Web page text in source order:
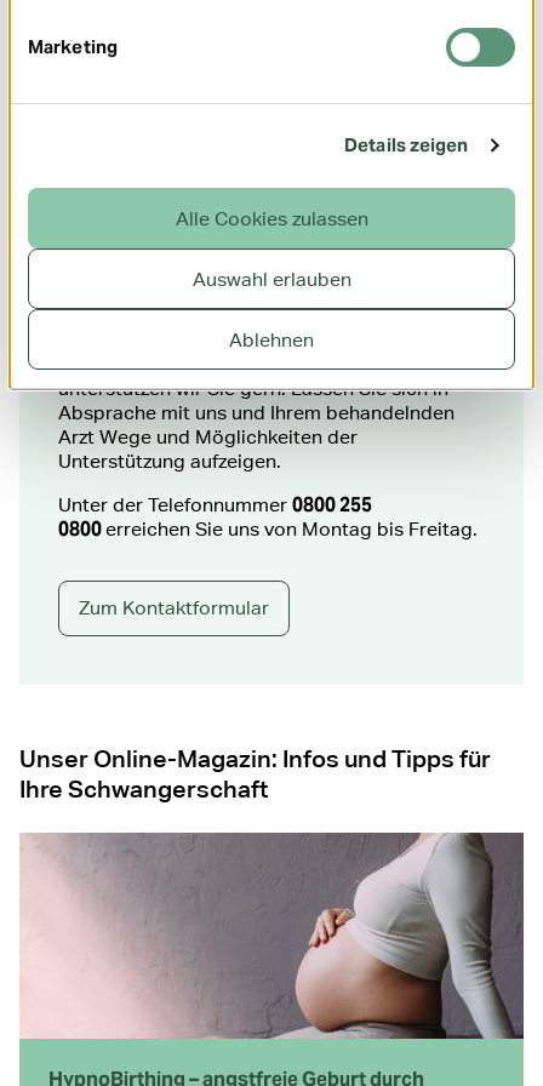
Marketing
Details zeigen
Alle Cookies zulassen
Auswahl erlauben
Ablehnen
Unerfüllter Kinderwunsch - wir beraten Sie
Wenn das Wunschkind auf sich warten lässt,
unterstützen wir Sie gern: Lassen Sie sich in
Absprache mit uns und Ihrem behandelnden
Arzt Wege und Möglichkeiten der
Unterstützung aufzeigen.
Unter der Telefonnummer 0800 255
0800erreichen Sie uns von Montag bis Freitag.
Zum Kontaktformular
Unser Online-Magazin: Infos und Tipps für
Ihre Schwangerschaft
HypnoBirthing – angstfreie Geburt durch